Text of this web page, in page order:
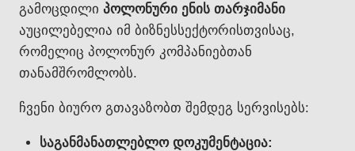
გამოცდილი პოლონური ენის თარჯიმანი
აუცილებელია იმ ბიზნესსექტორისთვისაც,
რომელიც პოლონურ კომპანიებთან
თანამშრომლობს.
ჩვენი ბიურო გთავაზობთ შემდეგ სერვისებს:
საგანმანათლებლო დოკუმენტაცია: